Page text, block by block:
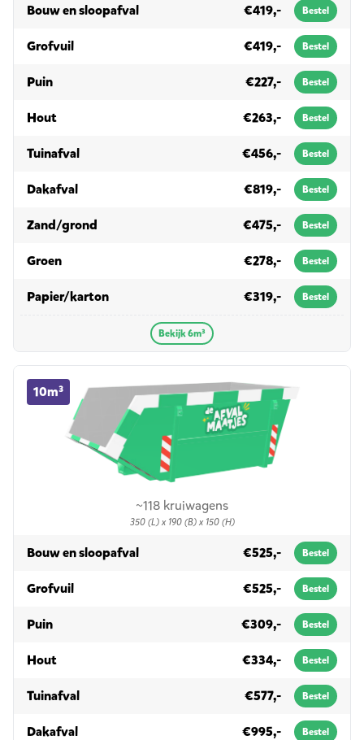
Bouw en sloopafvalin 6m³ €419,- Bestel
Grofvuilin 6m³ €419,- Bestel
Puinin 6m³ €227,- Bestel
Houtin 6m³ €263,- Bestel
Tuinafvalin 6m³ €456,- Bestel
Dakafvalin 6m³ €819,- Bestel
Zand/grond €475,- Bestel
Groenin 6m³ €278,- Bestel
Papier/kartonin 6m³ €319,- Bestel
Bekijk 6m³
~118 kruiwagens
350 (L) x 190 (B) x 150 (H)
10m³
10m³ container huren
Bouw en sloopafvalin 10m³ €525,- Bestel
Grofvuilin 10m³ €525,- Bestel
Puinin 10m³ €309,- Bestel
Houtin 10m³ €334,- Bestel
Tuinafvalin 10m³ €577,- Bestel
Dakafvalin 10m³ €995,- Bestel